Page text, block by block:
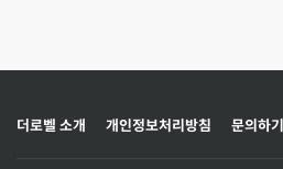
더로벨 소개 개인정보처리방침 문의하기